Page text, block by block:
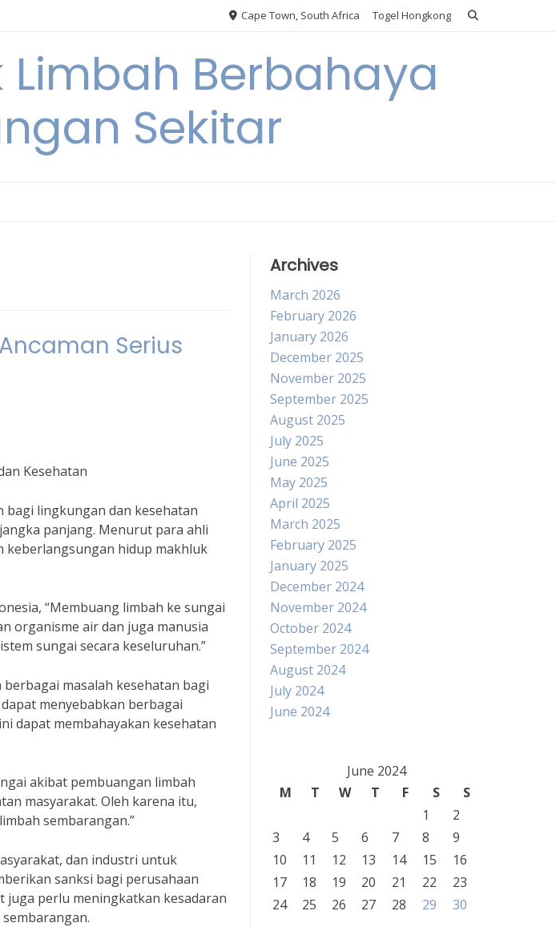
Cape Town, South Africa Togel Hongkong
Berbahaya
Sekitar
Serius
Kesehatan
lingkungan dan kesehatan
panjang. Menurut para ahli
keberlangsungan hidup makhluk
“Membuang limbah ke sungai
organisme air dan juga manusia
sungai secara keseluruhan.”
masalah kesehatan bagi
menyebabkan berbagai
dapat membahayakan kesehatan
akibat pembuangan limbah
masyarakat. Oleh karena itu,
sembarangan.”
dan industri untuk
sanksi bagi perusahaan
juga perlu meningkatkan kesadaran
Archives
March 2026
February 2026
January 2026
December 2025
November 2025
September 2025
August 2025
July 2025
June 2025
May 2025
April 2025
March 2025
February 2025
January 2025
December 2024
November 2024
October 2024
September 2024
August 2024
July 2024
June 2024
June 2024
M
T W T F S
S
1
2
3
4 5 6 7 8
9
10
11 12 13 14 15
16
17
18 19 20 21 22
23
24
25 26 27 28 29 30